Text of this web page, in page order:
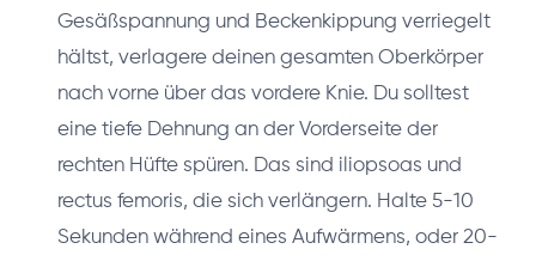
Gesäßspannung und Beckenkippung verriegelt
hältst, verlagere deinen gesamten Oberkörper
nach vorne über das vordere Knie. Du solltest
eine tiefe Dehnung an der Vorderseite der
rechten Hüfte spüren. Das sind iliopsoas und
rectus femoris, die sich verlängern. Halte 5-10
Sekunden während eines Aufwärmens, oder 20-